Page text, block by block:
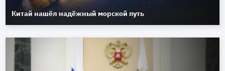
Китай нашёл надёжный морской путь